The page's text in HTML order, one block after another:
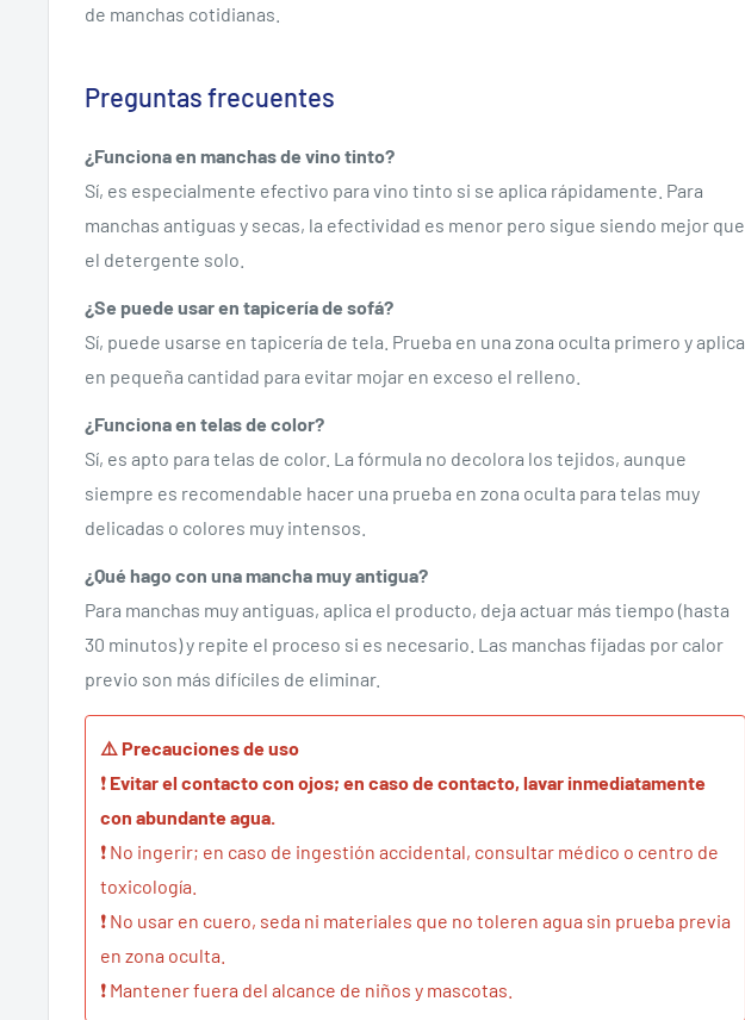
de manchas cotidianas.
Preguntas frecuentes
¿Funciona en manchas de vino tinto?
Sí, es especialmente efectivo para vino tinto si se aplica rápidamente. Para
manchas antiguas y secas, la efectividad es menor pero sigue siendo mejor que
el detergente solo.
¿Se puede usar en tapicería de sofá?
Sí, puede usarse en tapicería de tela. Prueba en una zona oculta primero y aplica
en pequeña cantidad para evitar mojar en exceso el relleno.
¿Funciona en telas de color?
Sí, es apto para telas de color. La fórmula no decolora los tejidos, aunque
siempre es recomendable hacer una prueba en zona oculta para telas muy
delicadas o colores muy intensos.
¿Qué hago con una mancha muy antigua?
Para manchas muy antiguas, aplica el producto, deja actuar más tiempo (hasta
30 minutos) y repite el proceso si es necesario. Las manchas fijadas por calor
previo son más difíciles de eliminar.
⚠️ Precauciones de uso
❗ Evitar el contacto con ojos; en caso de contacto, lavar inmediatamente
con abundante agua.
❗ No ingerir; en caso de ingestión accidental, consultar médico o centro de
toxicología.
❗ No usar en cuero, seda ni materiales que no toleren agua sin prueba previa
en zona oculta.
❗ Mantener fuera del alcance de niños y mascotas.